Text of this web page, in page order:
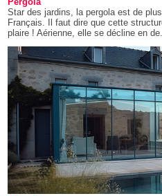
Star des jardins, la pergola est de
Français. Il faut dire que cette
plaire ! Aérienne, elle se décline en